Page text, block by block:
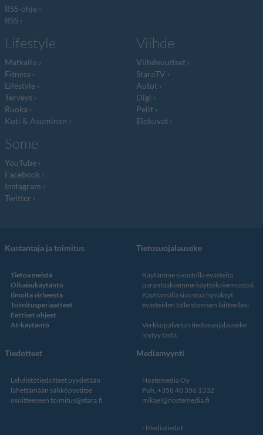
RSS-ohje
RSS
Lifestyle
Matkailu
Fitness
Lifestyle
Terveys
Ruoka
Koti & Asuminen
Viihde
Viihdeuutiset
StaraTV
Autot
Digi
Pelit
Elokuvat
Some
YouTube
Facebook
Instagram
Twitter
Kustantaja ja toimitus
Tietoa meistä
Oikaisukäytäntö
Ilmoita virheestä
Toimitusperiaatteet
Eettiset ohjeet
AI-käytäntö
Tietosuojalauseke
Käytämme sivustolla evästeitä
parantaaksemme käyttökokemustasi.
Käyttämällä sivustoa hyväksyt
evästeiden tallentamisen laitteellesi.
Verkkopalvelun tiedosuojalauseke
löytyy tästä.
Tiedotteet
Lehdistötiedotteet pyydetään
lähettämään sähköpostitse
osoitteeseen toimitus@stara.fi
Mediamyynti
Nostemedia Oy
Puh. +358 40 356 1332
mikael@nostemedia.fi
Mediatiedot